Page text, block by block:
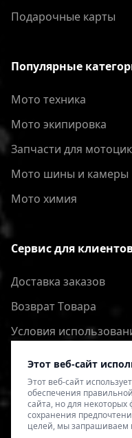
Этот веб-сайт
Этот веб-сайт
обеспечения
сайта, но для
сохранения
целей, мы запрашиваем
Подарочные карты
Популярные
Мото техника
Мото экипировка
Запчасти для
Мото шины и камеры
Мото химия
Сервис для
Доставка заказов
Bозврат Tовара
Условия
Политика